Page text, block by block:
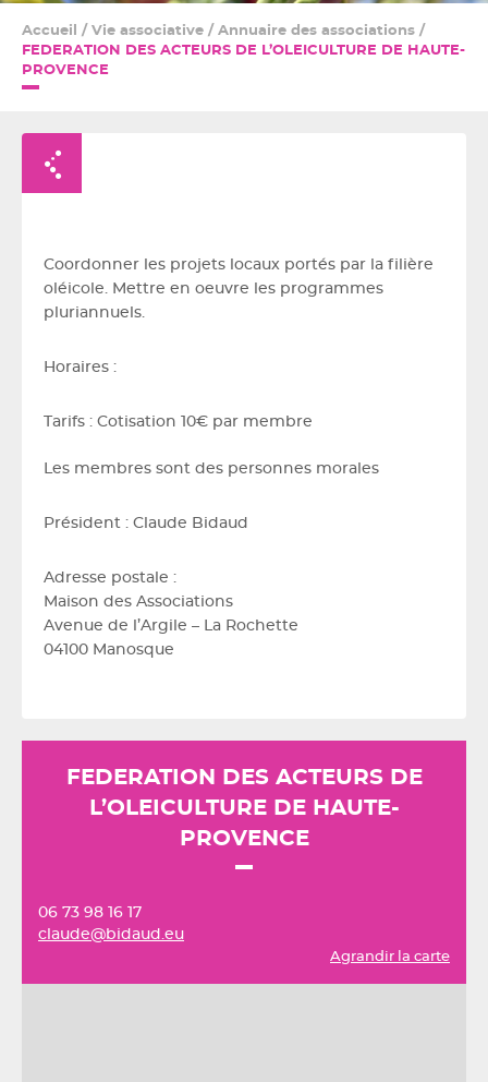
Accueil / Vie associative / Annuaire des associations /
FEDERATION DES ACTEURS DE L’OLEICULTURE DE HAUTE-
PROVENCE
Coordonner les projets locaux portés par la filière
oléicole. Mettre en oeuvre les programmes
pluriannuels.
Horaires :
Tarifs : Cotisation 10€ par membre
Les membres sont des personnes morales
Président : Claude Bidaud
Adresse postale :
Maison des Associations
Avenue de l’Argile – La Rochette
04100 Manosque
FEDERATION DES ACTEURS DE
L’OLEICULTURE DE HAUTE-
PROVENCE
06 73 98 16 17
claude@bidaud.eu
Agrandir la carte